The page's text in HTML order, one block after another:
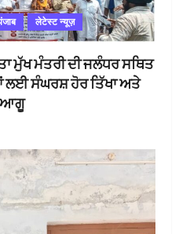
लेटेस्ट न्यूज़
ਮੁੱਖ ਮੰਤਰੀ ਦੀ ਜਲੰਧਰ ਸਥਿਤ
ਲਈ ਸੰਘਰਸ਼ ਹੋਰ ਤਿੱਖਾ ਅਤੇ
ਆਗੂ